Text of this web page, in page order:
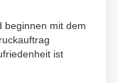
beginnen mit dem
ist